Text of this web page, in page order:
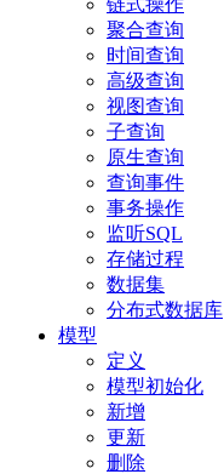
链式操作
聚合查询
时间查询
高级查询
视图查询
子查询
原生查询
查询事件
事务操作
监听SQL
存储过程
数据集
分布式数据库
模型
定义
模型初始化
新增
更新
删除